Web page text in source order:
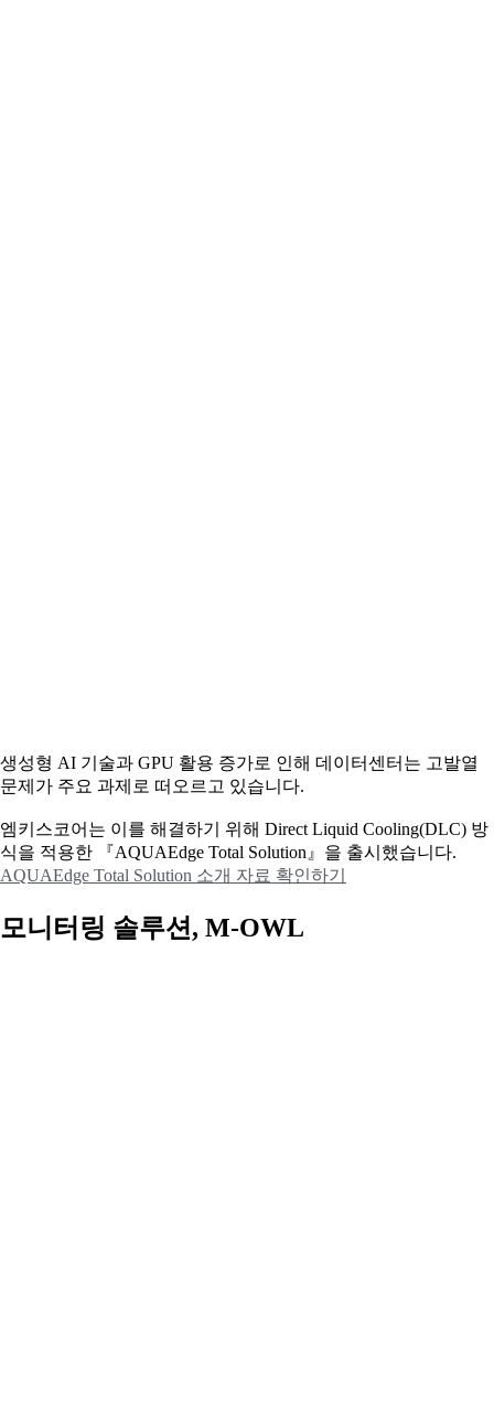
생성형 AI 기술과 GPU 활용 증가로 인해 데이터센터는 고발열
문제가 주요 과제로 떠오르고 있습니다.
엠키스코어는 이를 해결하기 위해 Direct Liquid Cooling(DLC) 방
식을 적용한 『AQUAEdge Total Solution』을 출시했습니다.
AQUAEdge Total Solution 소개 자료 확인하기
모니터링 솔루션, M-OWL